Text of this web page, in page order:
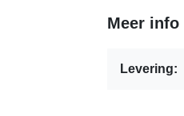
Meer info
Levering: